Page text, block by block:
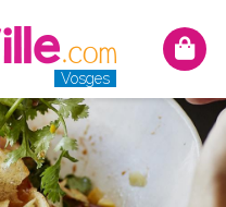
Vosges
Mon